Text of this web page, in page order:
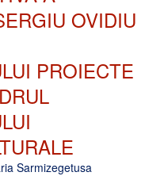
OVIDIU
PROIECTE
Sarmizegetusa